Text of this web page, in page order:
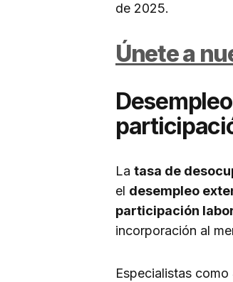
de 2025.
Únete a
La tasa de
el desempleo
participación
incorporación al
Especialistas